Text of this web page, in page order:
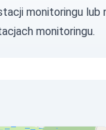
monitoringu lub
monitoringu.